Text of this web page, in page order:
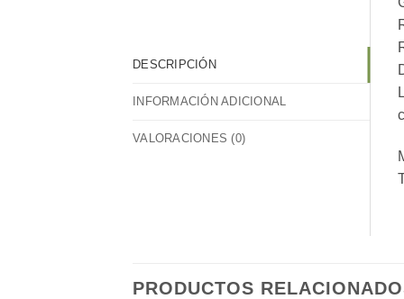
DESCRIPCIÓN
INFORMACIÓN ADICIONAL
VALORACIONES (0)
PRODUCTOS